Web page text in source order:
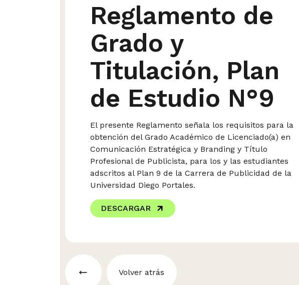
Reglamento de
Grado y
Titulación, Plan
de Estudio N°9
El presente Reglamento señala los requisitos para la
obtención del Grado Académico de Licenciado(a) en
Comunicación Estratégica y Branding y Título
Profesional de Publicista, para los y las estudiantes
adscritos al Plan 9 de la Carrera de Publicidad de la
Universidad Diego Portales.
DESCARGAR
Volver atrás